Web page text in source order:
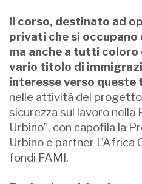
Il corso, destinato ad
privati che si occupano
ma anche a tutti coloro
vario titolo di
interesse verso queste
nelle attività del
sicurezza sul lavoro nella
Urbino”, con capofila la
Urbino e partner L’Africa
fondi FAMI.